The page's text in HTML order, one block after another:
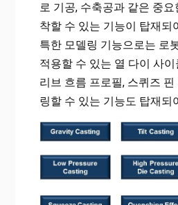
로 기공, 수축공과 같은 중
착할 수 있는 기능이 탑재되
특한 모델링 기능으로는 로
적용할 수 있는 열 다이 사
리브 흐름 프로필, 스퀴즈
링할 수 있는 기능도 탑재되